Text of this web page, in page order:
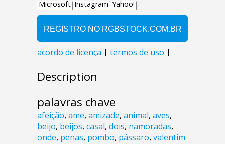
Description
palavras chave
afeição, ame, amizade, animal, aves,
beijo, beijos, casal, dois, namoradas,
onde, penas, pombo, pássaro, valentim